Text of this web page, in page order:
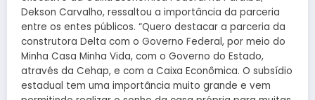
Dekson Carvalho, ressaltou a importância da parceria
entre os entes públicos. “Quero destacar a parceria da
construtora Delta com o Governo Federal, por meio do
Minha Casa Minha Vida, com o Governo do Estado,
através da Cehap, e com a Caixa Econômica. O subsídio
estadual tem uma importância muito grande e vem